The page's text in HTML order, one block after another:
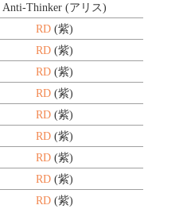
Anti-Thinker (アリス)
RD(紫)
RD(紫)
RD(紫)
RD(紫)
RD(紫)
RD(紫)
RD(紫)
RD(紫)
RD(紫)